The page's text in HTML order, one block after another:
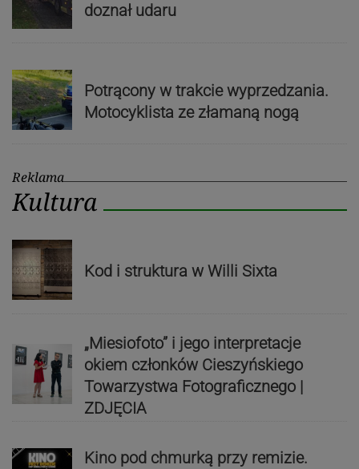
doznał udaru
Potrącony w trakcie wyprzedzania.
Motocyklista ze złamaną nogą
Reklama
Kultura
Kod i struktura w Willi Sixta
„Miesiofoto” i jego interpretacje
okiem członków Cieszyńskiego
Towarzystwa Fotograficznego |
ZDJĘCIA
Kino pod chmurką przy remizie.